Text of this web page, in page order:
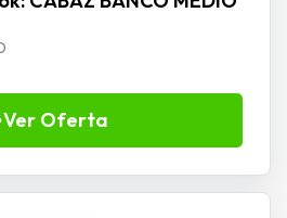
Ver Oferta